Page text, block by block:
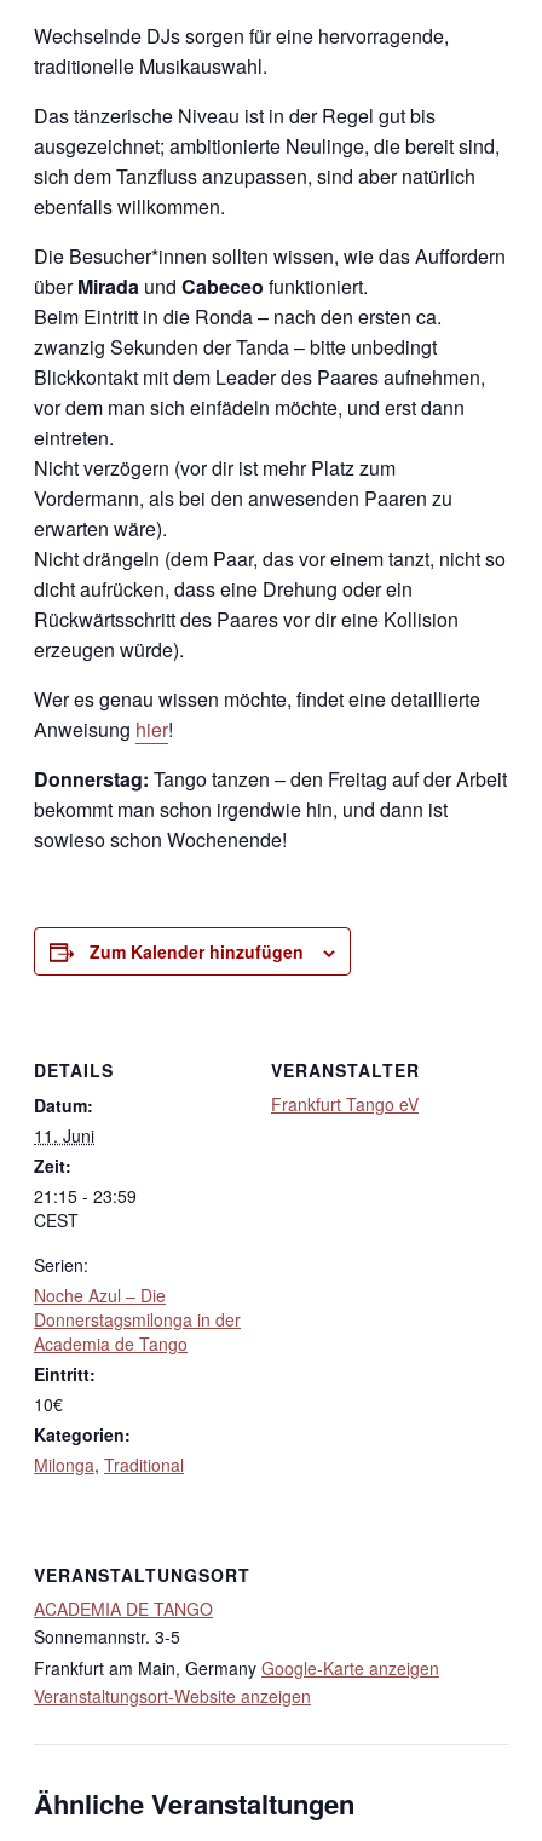
Wechselnde DJs sorgen für eine hervorragende,
traditionelle Musikauswahl.
Das tänzerische Niveau ist in der Regel gut bis
ausgezeichnet; ambitionierte Neulinge, die bereit sind,
sich dem Tanzfluss anzupassen, sind aber natürlich
ebenfalls willkommen.
Die Besucher*innen sollten wissen, wie das Auffordern
überMirada und Cabeceo funktioniert.
Beim Eintritt in die Ronda – nach den ersten ca.
zwanzig Sekunden der Tanda – bitte unbedingt
Blickkontakt mit dem Leader des Paares aufnehmen,
vor dem man sich einfädeln möchte, und erst dann
eintreten.
Nicht verzögern (vor dir ist mehr Platz zum
Vordermann, als bei den anwesenden Paaren zu
erwarten wäre).
Nicht drängeln (dem Paar, das vor einem tanzt, nicht so
dicht aufrücken, dass eine Drehung oder ein
Rückwärtsschritt des Paares vor dir eine Kollision
erzeugen würde).
Wer es genau wissen möchte, findet eine detaillierte
Anweisung hier!
Donnerstag: Tango tanzen – den Freitag auf der Arbeit
bekommt man schon irgendwie hin, und dann ist
sowieso schon Wochenende!
Zum Kalender hinzufügen
DETAILS
Datum:
11. Juni
Zeit:
21:15 - 23:59
CEST
Serien:
Noche Azul – Die
Donnerstagsmilonga in der
Academia de Tango
Eintritt:
10€
Kategorien:
Milonga, Traditional
VERANSTALTER
Frankfurt Tango eV
VERANSTALTUNGSORT
ACADEMIA DE TANGO
Sonnemannstr. 3-5
Frankfurt am Main, Germany Google-Karte anzeigen
Veranstaltungsort-Website anzeigen
Ähnliche Veranstaltungen